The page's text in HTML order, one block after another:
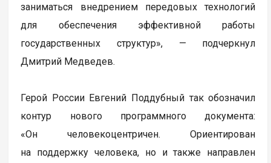
заниматься внедрением передовых технологий
для обеспечения эффективной работы
государственных структур», — подчеркнул
Дмитрий Медведев.
Герой России Евгений Поддубный так обозначил
контур нового программного документа:
«Он человекоцентричен. Ориентирован
на поддержку человека, но и также направлен